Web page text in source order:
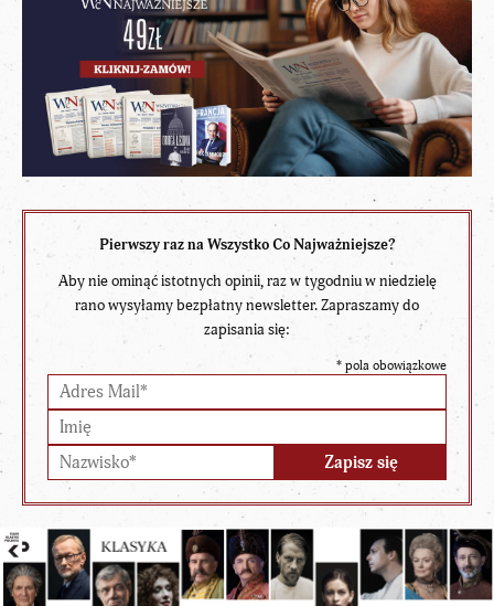
Pierwszy raz na Wszystko Co Najważniejsze?
Aby nie ominąć istotnych opinii, raz w tygodniu w niedzielę
rano wysyłamy bezpłatny newsletter. Zapraszamy do
zapisania się:
* pola obowiązkowe